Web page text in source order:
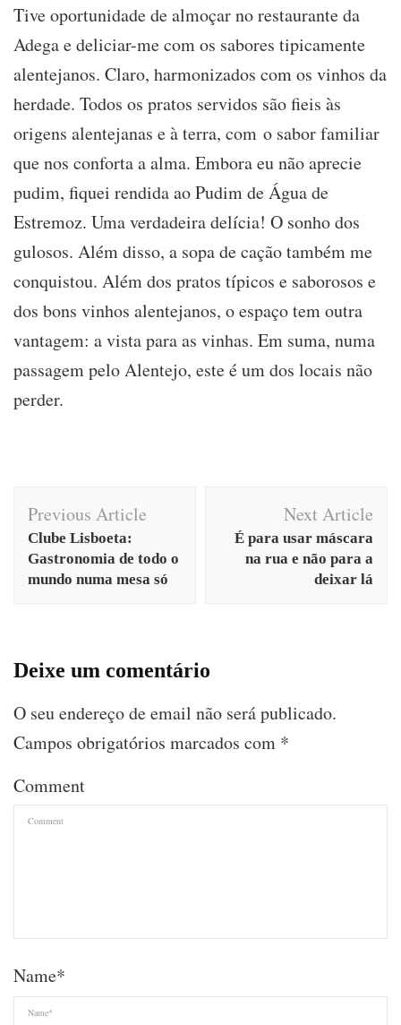
Tive oportunidade de almoçar no restaurante da
Adega e deliciar-me com os sabores tipicamente
alentejanos. Claro, harmonizados com os vinhos da
herdade. Todos os pratos servidos são fieis às
origens alentejanas e à terra, com o sabor familiar
que nos conforta a alma. Embora eu não aprecie
pudim, fiquei rendida ao Pudim de Água de
Estremoz. Uma verdadeira delícia! O sonho dos
gulosos. Além disso, a sopa de cação também me
conquistou. Além dos pratos típicos e saborosos e
dos bons vinhos alentejanos, o espaço tem outra
vantagem: a vista para as vinhas. Em suma, numa
passagem pelo Alentejo, este é um dos locais não
perder.
Post
Navigation
Previous Article
Clube Lisboeta:
Gastronomia de todo o
mundo numa mesa só
Next Article
É para usar máscara
na rua e não para a
deixar lá
Deixe um comentário
O seu endereço de email não será publicado.
Campos obrigatórios marcados com *
Comment
Name*